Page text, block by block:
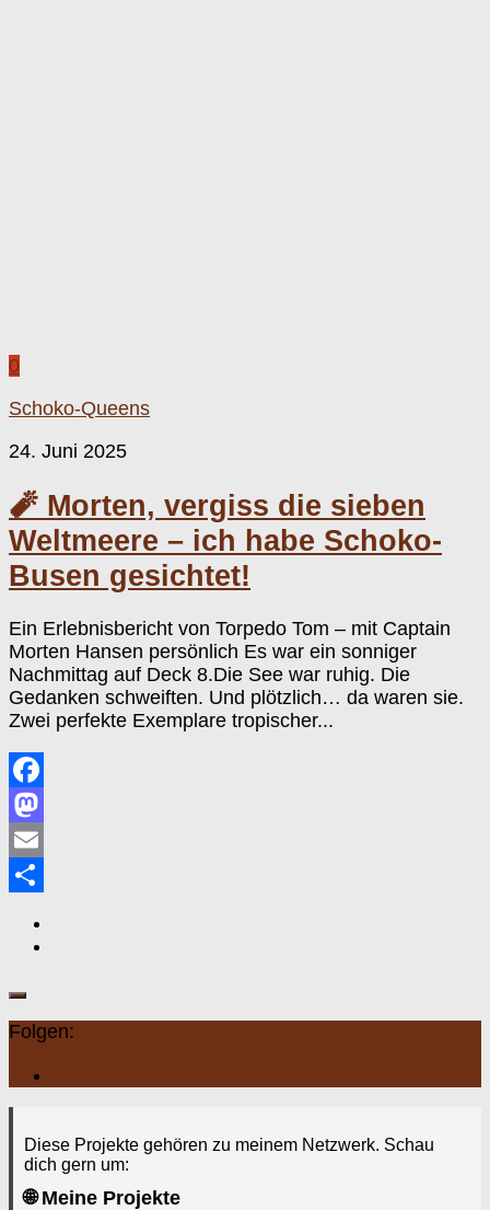
0
Schoko-Queens
24. Juni 2025
🧨 Morten, vergiss die sieben
Weltmeere – ich habe Schoko-
Busen gesichtet!
Ein Erlebnisbericht von Torpedo Tom – mit Captain
Morten Hansen persönlich Es war ein sonniger
Nachmittag auf Deck 8.Die See war ruhig. Die
Gedanken schweiften. Und plötzlich… da waren sie.
Zwei perfekte Exemplare tropischer...
Facebook
Mastodon
Email
Folgen:
Diese Projekte gehören zu meinem Netzwerk. Schau
dich gern um:
🌐 Meine Projekte